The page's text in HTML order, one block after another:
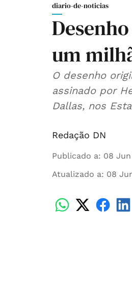
diario-de-noticias
um
O desenho
assinado por
Dallas, nos
Redação DN
Publicado a: 08 Jun
Atualizado a: 08